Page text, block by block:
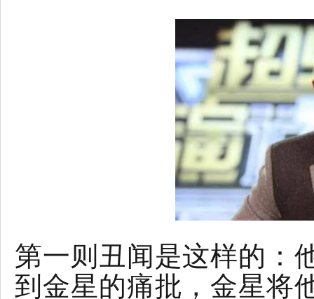
第一则丑闻是这样的：
到金星的痛批，金星将